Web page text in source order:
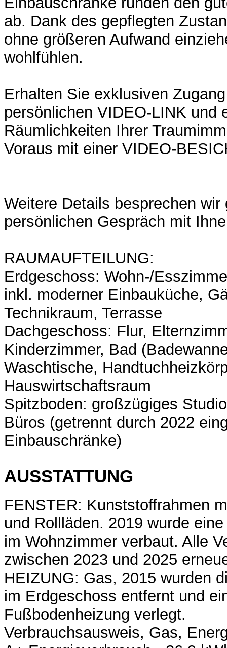
ab. Dank des gepflegten
ohne größeren Aufwand
wohlfühlen.
Erhalten Sie exklusiven
persönlichen VIDEO-LINK und
Räumlichkeiten Ihrer
Voraus mit einer VIDEO-
Weitere Details besprechen wir
persönlichen Gespräch mit
RAUMAUFTEILUNG:
Erdgeschoss: Wohn-/
inkl. moderner Einbauküche,
Technikraum, Terrasse
Dachgeschoss: Flur,
Kinderzimmer, Bad
Waschtische,
Hauswirtschaftsraum
Spitzboden: großzügiges
Büros (getrennt durch 2022
Einbauschränke)
AUSSTATTUNG
FENSTER: Kunststoffrahmen
und Rollläden. 2019 wurde
im Wohnzimmer verbaut. Alle
zwischen 2023 und 2025
HEIZUNG: Gas, 2015 wurden
im Erdgeschoss entfernt und
Fußbodenheizung verlegt.
Verbrauchsausweis, Gas,